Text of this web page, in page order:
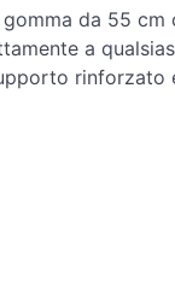
da 55 cm
a
rinforzato